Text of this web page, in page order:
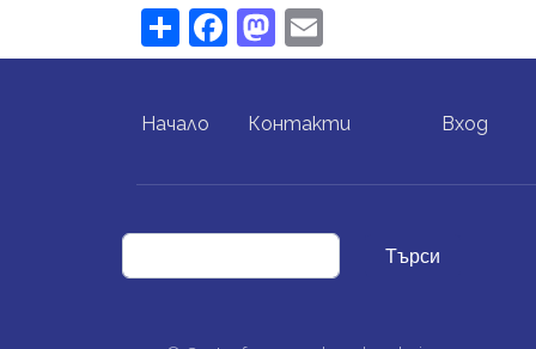
ShareFacebook
Mastodon
Начало Контакти Вход
Търси